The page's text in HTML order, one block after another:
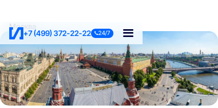
+7 (499) 372-22-22 24/7
Москва